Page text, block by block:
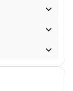


